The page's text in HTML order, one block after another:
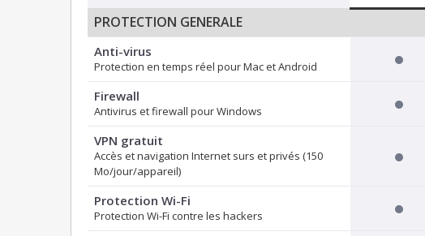
PROTECTION GENERALE
Anti-virus
Protection en temps réel pour Mac et Android
Firewall
Antivirus et firewall pour Windows
VPN gratuit
Accès et navigation Internet surs et privés (150
Mo/jour/appareil)
Protection Wi-Fi
Protection Wi-Fi contre les hackers